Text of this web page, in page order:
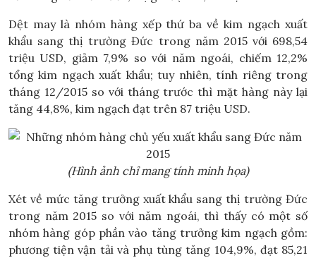
Dệt may là nhóm hàng xếp thứ ba về kim ngạch xuất
khẩu sang thị trường Đức trong năm 2015 với 698,54
triệu USD, giảm 7,9% so với năm ngoái, chiếm 12,2%
tổng kim ngạch xuất khẩu; tuy nhiên, tính riêng trong
tháng 12/2015 so với tháng trước thì mặt hàng này lại
tăng 44,8%, kim ngạch đạt trên 87 triệu USD.
(Hình ảnh chỉ mang tính minh họa)
Xét về mức tăng trưởng xuất khẩu sang thị trường Đức
trong năm 2015 so với năm ngoái, thì thấy có một số
nhóm hàng góp phần vào tăng trưởng kim ngạch gồm:
phương tiện vận tải và phụ tùng tăng 104,9%, đạt 85,21